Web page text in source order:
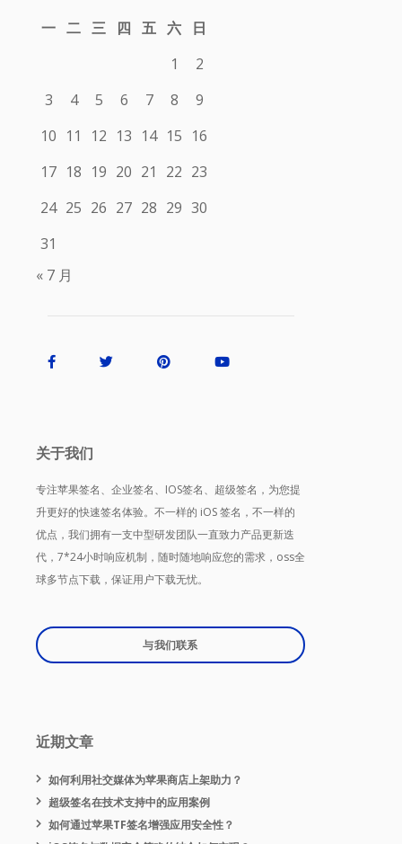
一 二 三 四 五 六
日
1
2
3
4 5 6 7 8
9
10 11 12 13 14 15 16
17 18 19 20 21 22 23
24 25 26 27 28 29 30
31
« 7 月
关于我们
专注苹果签名、企业签名、IOS签名、超级签名，为您提
升更好的快速签名体验。不一样的 iOS 签名，不一样的
优点，我们拥有一支中型研发团队一直致力产品更新迭
代，7*24小时响应机制，随时随地响应您的需求，oss全
球多节点下载，保证用户下载无忧。
与我们联系
近期文章
如何利用社交媒体为苹果商店上架助力？
超级签名在技术支持中的应用案例
如何通过苹果TF签名增强应用安全性？